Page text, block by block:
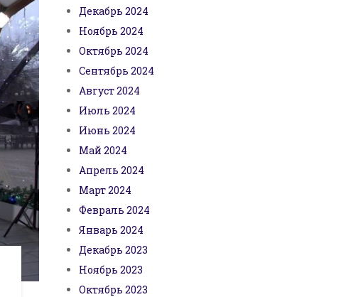
Декабрь 2024
Ноябрь 2024
Октябрь 2024
Сентябрь 2024
Август 2024
Июль 2024
Июнь 2024
Май 2024
Апрель 2024
Март 2024
Февраль 2024
Январь 2024
Декабрь 2023
Ноябрь 2023
Октябрь 2023